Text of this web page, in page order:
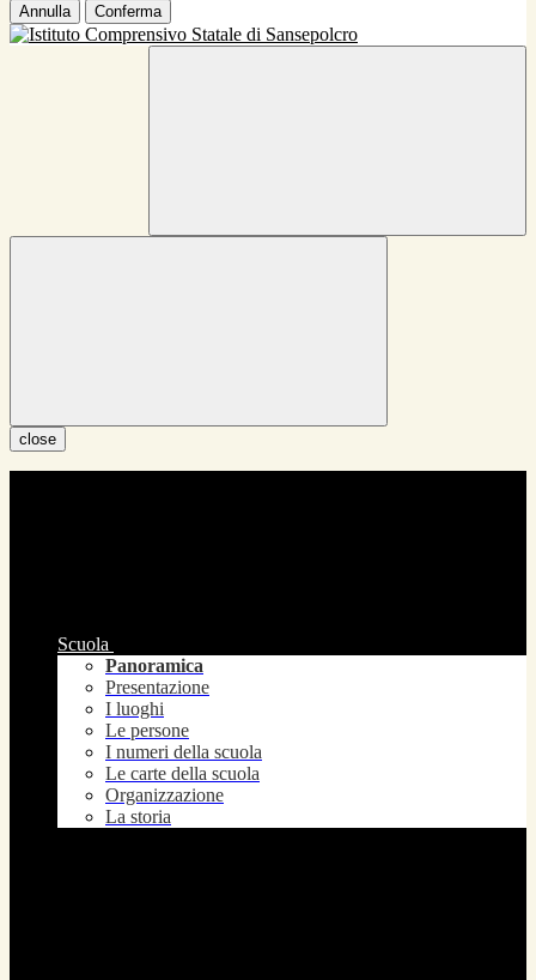
Annulla Conferma
close
Scuola
Panoramica
Presentazione
I luoghi
Le persone
I numeri della scuola
Le carte della scuola
Organizzazione
La storia